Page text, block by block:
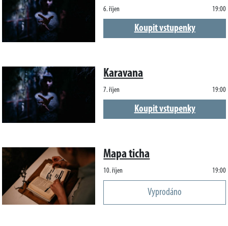
6. říjen 19:00
Koupit vstupenky
Karavana
7. říjen 19:00
Koupit vstupenky
Mapa ticha
10. říjen 19:00
Vyprodáno